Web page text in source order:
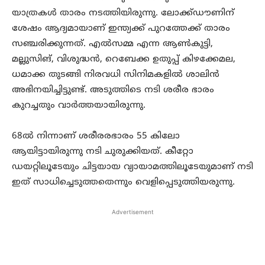
യാത്രകൾ താരം നടത്തിയിരുന്നു. ലോക്ക്ഡൗണിന്
ശേഷം ആദ്യമായാണ് ഇന്ത്യക്ക് പുറത്തേക്ക് താരം
സഞ്ചരിക്കുന്നത്. എൽസമ്മ എന്ന ആൺകുട്ടി,
മല്ലുസിങ്, വിശുദ്ധൻ, റെബേക്ക ഉതുപ്പ് കിഴക്കേമല,
ധമാക്ക തുടങ്ങി നിരവധി സിനിമകളിൽ ശാലിൻ
അഭിനയിച്ചിട്ടുണ്ട്. അടുത്തിടെ നടി ശരീര ഭാരം
കുറച്ചതും വാർത്തയായിരുന്നു.
68ൽ നിന്നാണ് ശരീരരഭാരം 55 കിലോ
ആയിട്ടായിരുന്നു നടി ചുരുക്കിയത്. കീറ്റോ
ഡയറ്റിലൂടേയും ചിട്ടയായ വ്യായാമത്തിലൂടേയുമാണ് നടി
ഇത് സാധിച്ചെടുത്തതെന്നും വെളിപ്പെടുത്തിയരുന്നു.
Advertisement